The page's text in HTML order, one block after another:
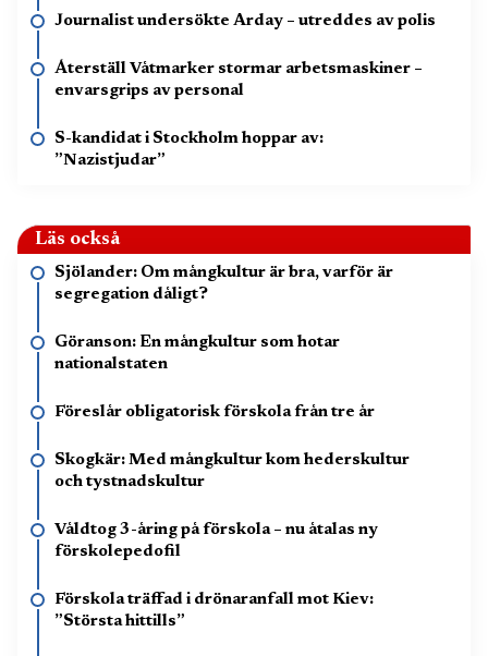
Journalist undersökte Arday – utreddes av polis
Återställ Våtmarker stormar arbetsmaskiner –
envarsgrips av personal
S-kandidat i Stockholm hoppar av:
”Nazistjudar”
Läs också
Sjölander: Om mångkultur är bra, varför är
segregation dåligt?
Göranson: En mångkultur som hotar
nationalstaten
Föreslår obligatorisk förskola från tre år
Skogkär: Med mångkultur kom hederskultur
och tystnadskultur
Våldtog 3-åring på förskola – nu åtalas ny
förskolepedofil
Förskola träffad i drönaranfall mot Kiev:
”Största hittills”